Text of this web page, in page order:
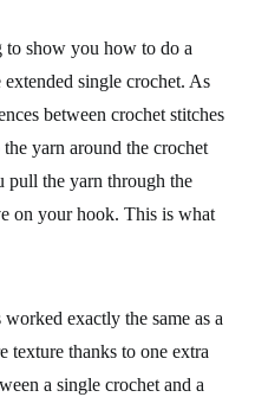
show you how to do a
single crochet. As
between crochet stitches
yarn around the crochet
pull the yarn through the
on your hook. This is what
exactly the same as a
texture thanks to one extra
a single crochet and a